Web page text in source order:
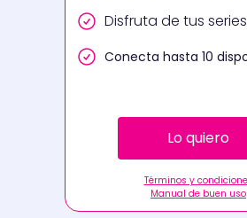
Disfruta de tus
Conecta hasta 10
Lo quiero
Términos y
Manual de buen uso